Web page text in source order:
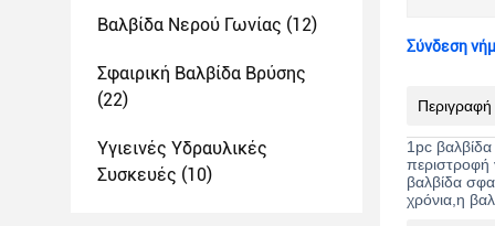
Βαλβίδα Νερού Γωνίας (12)
Σφαιρική Βαλβίδα Βρύσης
(22)
Υγιεινές Υδραυλικές
Συσκευές (10)
Σύνδεση
1pc
περιστροφή
βαλβίδα
χρόνια,η